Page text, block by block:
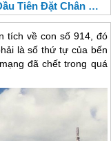
Tới Côn Đảo, 2018
tích về con số 914, đó
là số thứ tự của bến
đã chết trong quá